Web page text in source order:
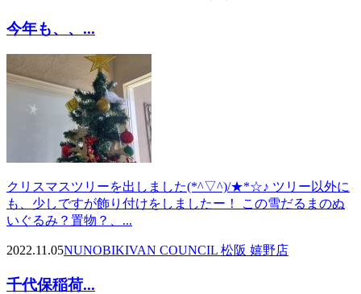
今年も、、...
クリスマスツリーを出しました(*^▽^)/★*☆♪ ツリー以外に
も、少しですが飾り付けをしましたー！ この雪だるまのぬ
いぐるみ？置物？、...
2022.11.05NUNOBIKIVAN COUNCIL 松阪 嬉野店
千代保稲荷...